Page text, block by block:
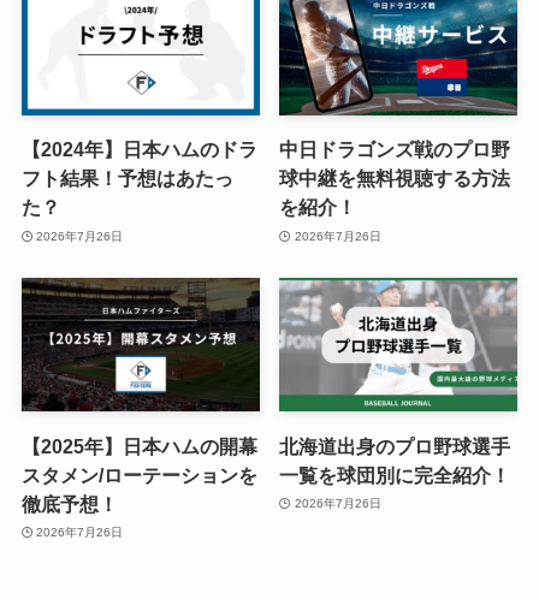
【2024年】日本ハムのドラ
フト結果！予想はあたっ
た？
2026年7月26日
中日ドラゴンズ戦のプロ野
球中継を無料視聴する方法
を紹介！
2026年7月26日
【2025年】日本ハムの開幕
スタメン/ローテーションを
徹底予想！
2026年7月26日
北海道出身のプロ野球選手
一覧を球団別に完全紹介！
2026年7月26日